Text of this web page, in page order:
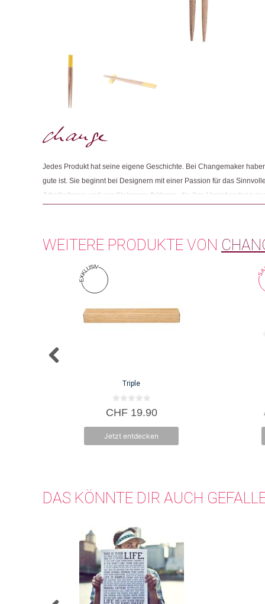
Jedes Produkt hat seine eigene Geschichte. Bei Changemaker
gute ist. Sie beginnt bei Designern mit einer Passion für das
ArbeiterInnen und von Kleinmanufakturen, die ihre Verantwortung
WEITERE PRODUKTE VON
Triple
0
v
5
CHF19.90
Jetzt entdecken
DAS KÖNNTE DIR AUCH